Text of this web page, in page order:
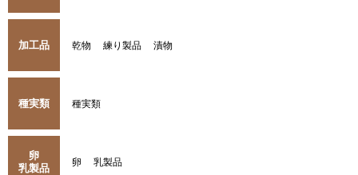
加工品 乾物 練り製品 漬物
種実類 種実類
卵
乳製品
卵 乳製品